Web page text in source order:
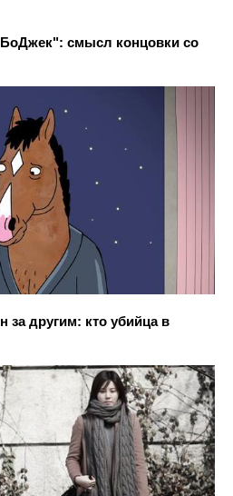
смысл концовки со
за другим: кто убийца в